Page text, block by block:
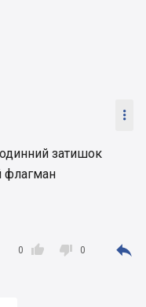

затишок
флагман

0  0 